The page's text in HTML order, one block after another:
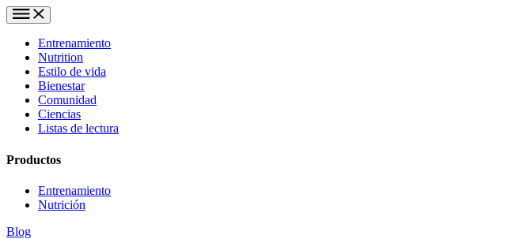
Entrenamiento
Nutrition
Estilo de vida
Bienestar
Comunidad
Ciencias
Listas de lectura
Productos
Entrenamiento
Nutrición
Blog